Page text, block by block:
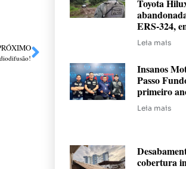
Toyota
ERS-324,
Leia mais
Insanos
Passo
primeiro
Leia mais
cobertura